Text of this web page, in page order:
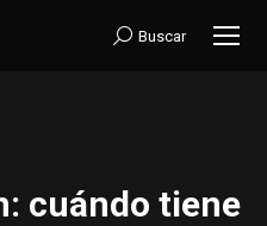
Buscar:
Buscar
cuándo tiene